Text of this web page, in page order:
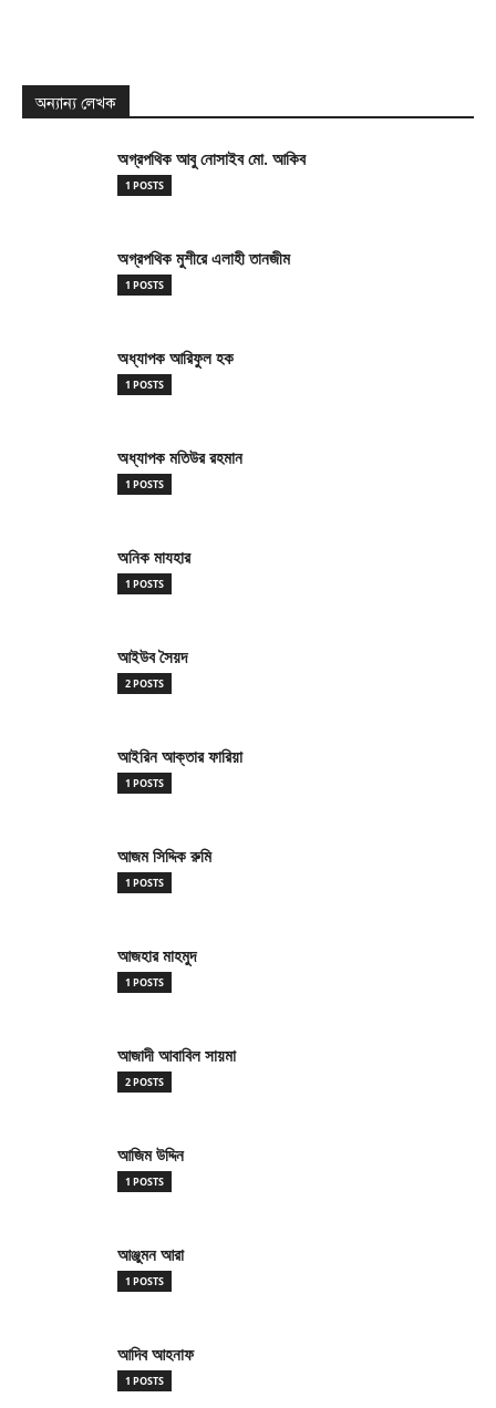
অন্যান্য লেখক
অগ্রপথিক আবু নোসাইব মো. আকিব
1 POSTS
অগ্রপথিক মুশীরে এলাহী তানজীম
1 POSTS
অধ্যাপক আরিফুল হক
1 POSTS
অধ্যাপক মতিউর রহমান
1 POSTS
অনিক মাযহার
1 POSTS
আইউব সৈয়দ
2 POSTS
আইরিন আক্তার ফারিয়া
1 POSTS
আজম সিদ্দিক রুমি
1 POSTS
আজহার মাহমুদ
1 POSTS
আজাদী আবাবিল সায়মা
2 POSTS
আজিম উদ্দিন
1 POSTS
আঞ্জুমন আরা
1 POSTS
আদিব আহনাফ
1 POSTS